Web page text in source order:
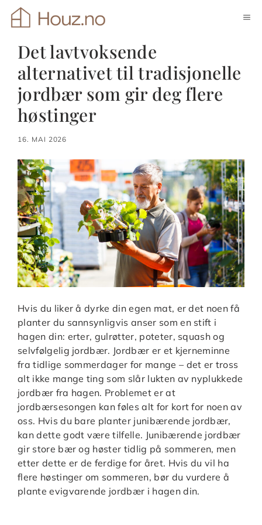
Hopp
Det lavtvoksende
alternativet til tradisjonelle
jordbær som gir deg flere
høstinger
16. MAI 2026
Hvis du liker å dyrke din egen mat, er det noen få
planter du sannsynligvis anser som en stift i
hagen din: erter, gulrøtter, poteter, squash og
selvfølgelig jordbær. Jordbær er et kjerneminne
fra tidlige sommerdager for mange – det er tross
alt ikke mange ting som slår lukten av nyplukkede
jordbær fra hagen. Problemet er at
jordbærsesongen kan føles alt for kort for noen av
oss. Hvis du bare planter junibærende jordbær,
kan dette godt være tilfelle. Junibærende jordbær
gir store bær og høster tidlig på sommeren, men
etter dette er de ferdige for året. Hvis du vil ha
flere høstinger om sommeren, bør du vurdere å
plante evigvarende jordbær i hagen din.